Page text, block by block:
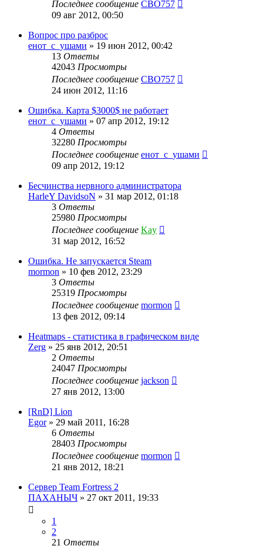
Последнее сообщение CBO757
09 авг 2012, 00:50
Вопрос про разброс
енот_с_ушами » 19 июн 2012, 00:42
13 Ответы
42043 Просмотры
Последнее сообщение CBO757
24 июн 2012, 11:16
Ошибка. Карта $3000$ не работает
енот_с_ушами » 07 апр 2012, 19:12
4 Ответы
32280 Просмотры
Последнее сообщение енот_с_ушами
09 апр 2012, 19:12
Бесчинства нервного администратора
HarleY DavidsoN » 31 мар 2012, 01:18
3 Ответы
25980 Просмотры
Последнее сообщение Kay
31 мар 2012, 16:52
Ошибка. Не запускается Steam
mormon » 10 фев 2012, 23:29
3 Ответы
25319 Просмотры
Последнее сообщение mormon
13 фев 2012, 09:14
Heatmaps - статистика в графическом виде
Zerg » 25 янв 2012, 20:51
2 Ответы
24047 Просмотры
Последнее сообщение jackson
27 янв 2012, 13:00
[RnD] Lion
Egor» 29 май 2011, 16:28
6 Ответы
28403 Просмотры
Последнее сообщение mormon
21 янв 2012, 18:21
Сервер Team Fortress 2
ПАХАНЫЧ » 27 окт 2011, 19:33
1
2
21 Ответы